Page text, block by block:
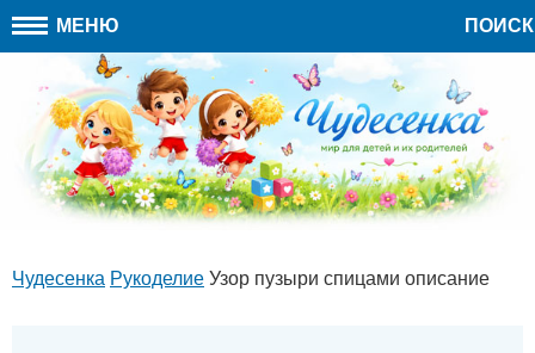
МЕНЮ ПОИСК
Чудесенка Рукоделие Узор пузыри спицами описание